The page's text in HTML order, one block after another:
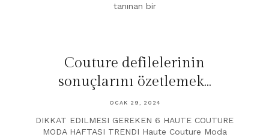
tanınan bir
Couture defilelerinin
sonuçlarını özetlemek…
OCAK 29, 2024
DIKKAT EDILMESI GEREKEN 6 HAUTE COUTURE
MODA HAFTASI TRENDI Haute Couture Moda